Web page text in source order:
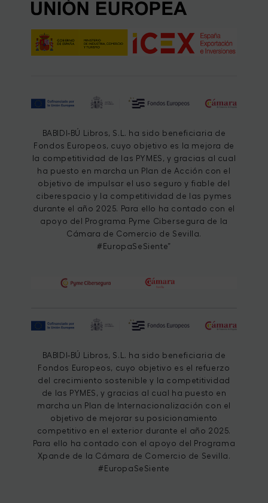
BABIDI-BÚ Libros, S.L. ha sido beneficiaria de
Fondos Europeos, cuyo objetivo es la mejora de
la competitividad de las PYMES, y gracias al cual
ha puesto en marcha un Plan de Acción con el
objetivo de impulsar el uso seguro y fiable del
ciberespacio y la competitividad de las pymes
durante el año 2025. Para ello ha contado con el
apoyo del Programa Pyme Cibersegura de la
Cámara de Comercio de Sevilla.
#EuropaSeSiente”
BABIDI-BÚ Libros, S.L. ha sido beneficiaria de
Fondos Europeos, cuyo objetivo es el refuerzo
del crecimiento sostenible y la competitividad
de las PYMES, y gracias al cual ha puesto en
marcha un Plan de Internacionalización con el
objetivo de mejorar su posicionamiento
competitivo en el exterior durante el año 2025.
Para ello ha contado con el apoyo del Programa
Xpande de la Cámara de Comercio de Sevilla.
#EuropaSeSiente